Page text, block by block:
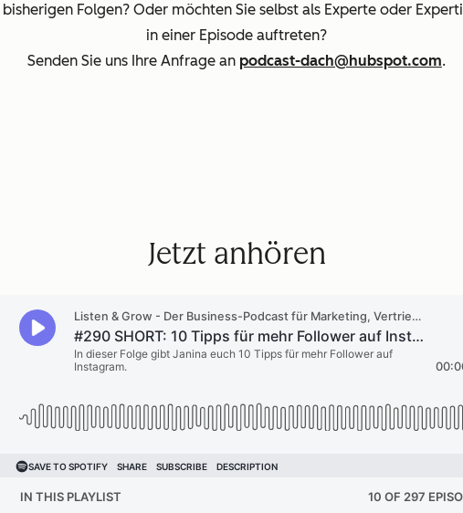
bisherigen Folgen? Oder möchten Sie selbst als Experte oder
in einer Episode auftreten?
Senden Sie uns Ihre Anfrage an podcast-dach@hubspot.com.
Jetzt anhören